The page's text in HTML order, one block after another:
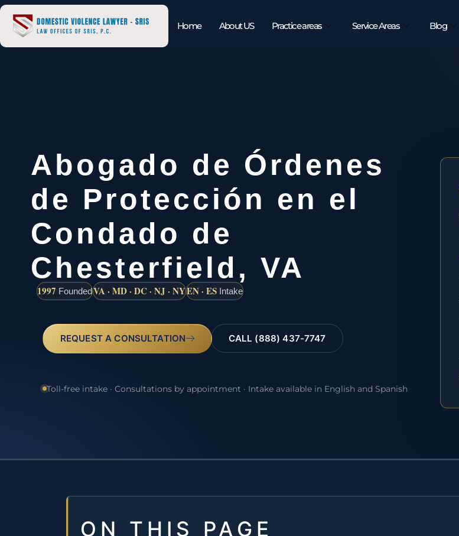
Home About US Practice areas Service Areas Blog
Abogado de Órdenes
de Protección en el
Condado de
Chesterfield, VA
1997 FoundedVA · MD · DC · NJ · NYEN · ES Intake
REQUEST A CONSULTATION CALL (888) 437-7747
Toll-free intake · Consultations by appointment · Intake available in English and Spanish
ON THIS PAGE